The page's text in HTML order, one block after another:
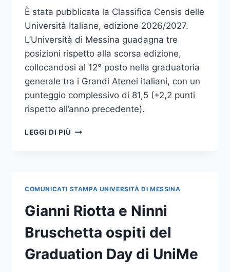
È stata pubblicata la Classifica Censis delle
Università Italiane, edizione 2026/2027.
L’Università di Messina guadagna tre
posizioni rispetto alla scorsa edizione,
collocandosi al 12° posto nella graduatoria
generale tra i Grandi Atenei italiani, con un
punteggio complessivo di 81,5 (+2,2 punti
rispetto all’anno precedente).
LEGGI DI PIÙ CLASSIFICA
E
SERVIZI
DIGITALI
AL
1°
POSTO
COMUNICATI STAMPA UNIVERSITÀ DI MESSINA
Gianni Riotta e Ninni
Bruschetta ospiti del
Graduation Day di UniMe